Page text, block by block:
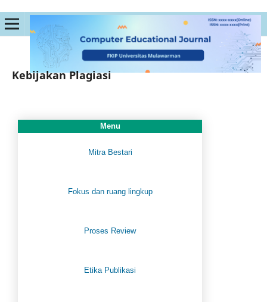
Kebijakan Plagiasi
Menu
Mitra Bestari
Fokus dan ruang lingkup
Proses Review
Etika Publikasi